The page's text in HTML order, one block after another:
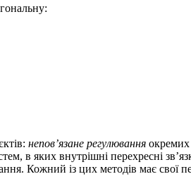
непов’язане регулювання
в яких внутрішні перехресні
Кожний із цих методів має свої